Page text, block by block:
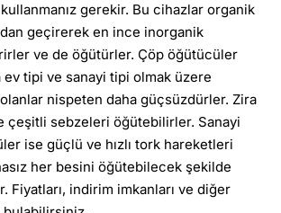
gerekir. Bu cihazlar organik
geçirerek en ince inorganik
ve de öğütürler. Çöp öğütücüler
ev tipi ve sanayi tipi olmak üzere
olanlar nispeten daha güçsüzdürler. Zira
çeşitli sebzeleri öğütebilirler. Sanayi
ise güçlü ve hızlı tork hareketleri
her besini öğütebilecek şekilde
Fiyatları, indirim imkanları ve diğer